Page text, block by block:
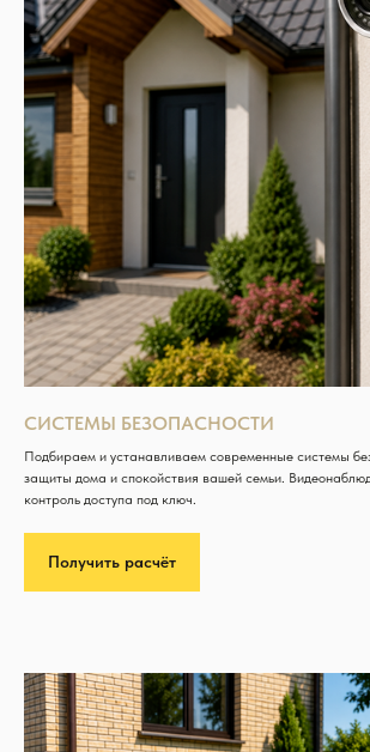
СИСТЕМЫ БЕЗОПАСНОСТИ
Подбираем и устанавливаем современные системы
защиты дома и спокойствия вашей семьи.
контроль доступа под ключ.
Получить расчёт